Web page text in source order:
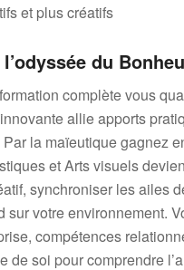
et plus créatifs
du
complète vous
allie apports
la maïeutique gagnez
et Arts visuels
synchroniser les ailes
sur votre environnement.
compétences
de soi pour comprendre